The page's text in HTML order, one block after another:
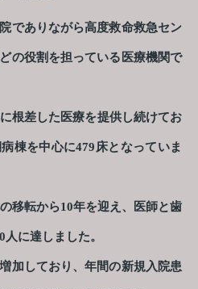
でありながら高度救命救急セン
の役割を担っている医療機関で
根差した医療を提供し続けてお
棟を中心に479床となっていま
移転から10年を迎え、医師と歯
に達しました。
加しており、年間の新規入院患